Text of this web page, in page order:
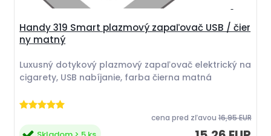
Handy 319 Smart plazmový zapaľovač USB / čier
ny matný
Luxusný dotykový plazmový zapaľovač elektrický na
cigarety, USB nabíjanie, farba čierna matná
cena pred zľavou 16,95 EUR